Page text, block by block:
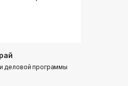
деловой программы